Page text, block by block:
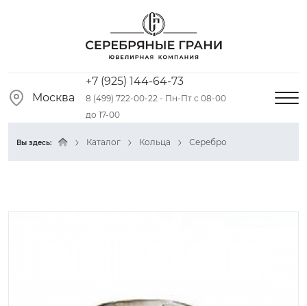
Москва
+7 (925) 144-64-73
8 (499) 722-00-22 - Пн-Пт с 08-00
до 17-00
Вы здесь: Каталог Кольца Серебро